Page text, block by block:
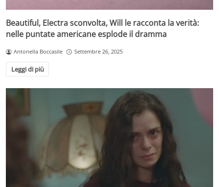
Beautiful, Electra sconvolta, Will le racconta la verità:
nelle puntate americane esplode il dramma
Antonella Boccasile Settembre 26, 2025
Leggi di più